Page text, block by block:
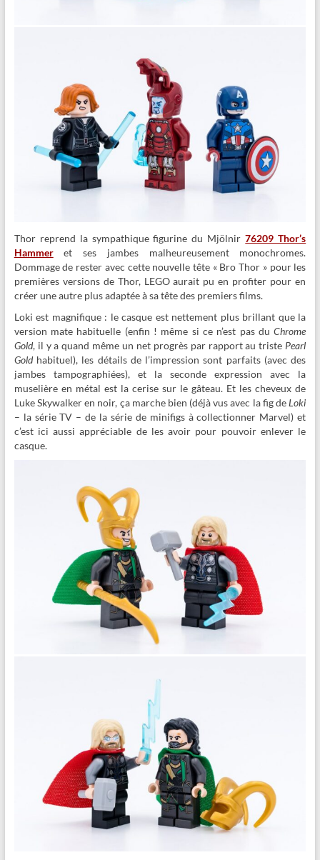
Thor reprend la sympathique figurine du Mjölnir76209 Thor’s
Hammeret ses jambes malheureusement monochromes.
Dommage de rester avec cette nouvelle tête « Bro Thor » pour les
premières versions de Thor, LEGO aurait pu en profiter pour en
créer une autre plus adaptée à sa tête des premiers films.
Loki est magnifique : le casque est nettement plus brillant que la
version mate habituelle (enfin ! même si ce n’est pas duChrome
Gold, il y a quand même un net progrès par rapport au triste Pearl
Goldhabituel), les détails de l’impression sont parfaits (avec des
jambes tampographiées), et la seconde expression avec la
muselière en métal est la cerise sur le gâteau. Et les cheveux de
Luke Skywalker en noir, ça marche bien (déjà vus avec la fig deLoki
– la série TV – de la série de minifigs à collectionner Marvel) et
c’est ici aussi appréciable de les avoir pour pouvoir enlever le
casque.